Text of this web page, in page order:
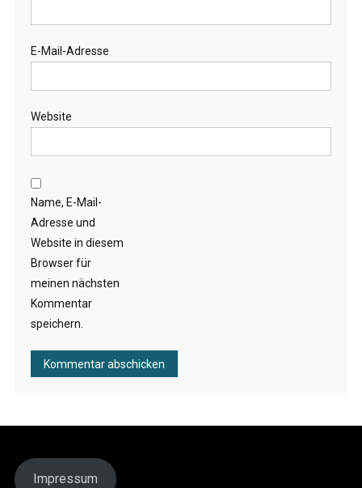
E-Mail-Adresse
Website
Name, E-Mail-
Adresse und
Website in diesem
Browser für
meinen nächsten
Kommentar
speichern.
Impressum